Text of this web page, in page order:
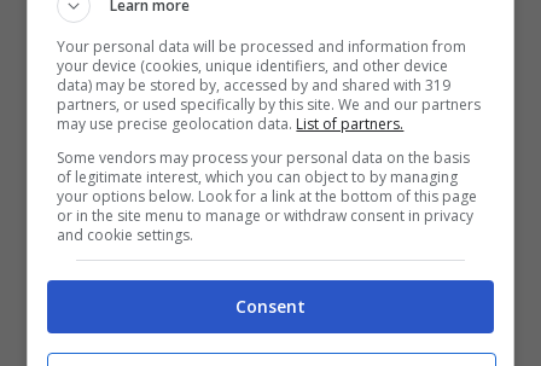
Tracklist I nostri sbagli -Salvo Castagna
album(Digital Download)
Learn more
Your personal data will be processed and information from
your device (cookies, unique identifiers, and other device
data) may be stored by, accessed by and shared with 319
partners, or used specifically by this site. We and our partners
may use precise geolocation data. List of partners.
Some vendors may process your personal data on the basis
of legitimate interest, which you can object to by managing
your options below. Look for a link at the bottom of this page
or in the site menu to manage or withdraw consent in privacy
and cookie settings.
Consent